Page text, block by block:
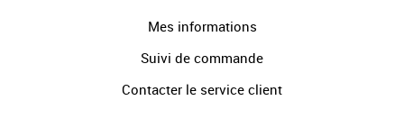
Mes informations
Suivi de commande
Contacter le service client